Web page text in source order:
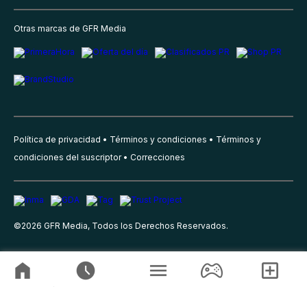
Otras marcas de GFR Media
Política de privacidad Términos y condiciones
Términos y
condiciones del suscriptor
Correcciones
©2026 GFR Media, Todos los Derechos Reservados.